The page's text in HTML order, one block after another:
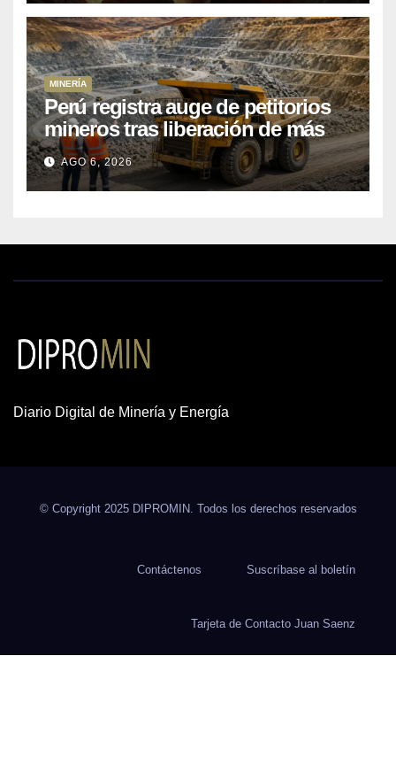
MINERÍA
Perú registra auge de petitorios
mineros tras liberación de más
de mil concesiones para explorar
cobre y oro
AGO 6, 2026
Diario Digital de Minería y Energía
© Copyright 2025 DIPROMIN. Todos los derechos reservados
Contáctenos Suscríbase al boletín
Tarjeta de Contacto Juan Saenz